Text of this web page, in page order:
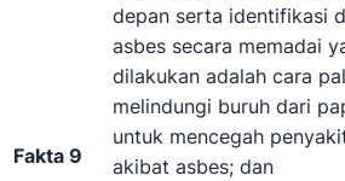
Fakta 9
depan serta identifikasi
asbes secara memadai
dilakukan adalah cara
melindungi buruh dari
untuk mencegah
akibat asbes; dan